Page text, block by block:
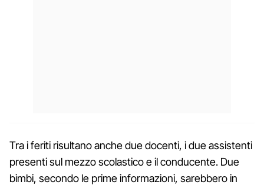
Tra i feriti risultano anche due docenti, i due assistenti
presenti sul mezzo scolastico e il conducente. Due
bimbi, secondo le prime informazioni, sarebbero in